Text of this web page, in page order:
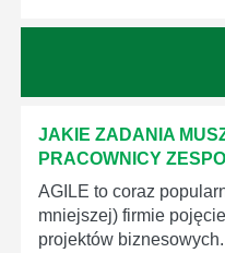
JAKIE ZADANIA
PRACOWNICY
AGILE to coraz
mniejszej) firmie
projektów